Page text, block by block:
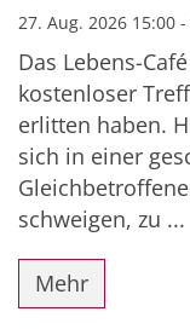
27. Aug. 2026 15:00
Das Lebens-
kostenloser
erlitten haben.
sich in einer
schweigen, zu ...
Mehr